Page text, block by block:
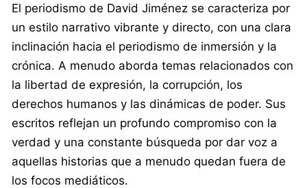
El periodismo de David Jiménez se caracteriza por
un estilo narrativo vibrante y directo, con una clara
inclinación hacia el periodismo de inmersión y la
crónica. A menudo aborda temas relacionados con
la libertad de expresión, la corrupción, los
derechos humanos y las dinámicas de poder. Sus
escritos reflejan un profundo compromiso con la
verdad y una constante búsqueda por dar voz a
aquellas historias que a menudo quedan fuera de
los focos mediáticos.